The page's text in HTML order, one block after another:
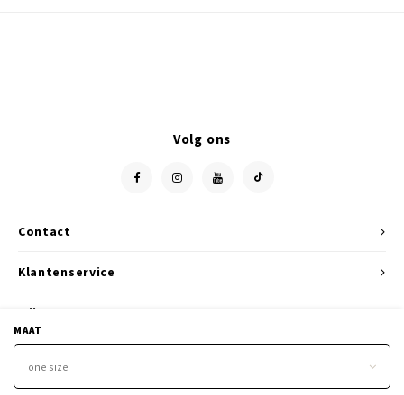
MAAT
one size
Contact
Volg ons
Klantenservice
Mijn account